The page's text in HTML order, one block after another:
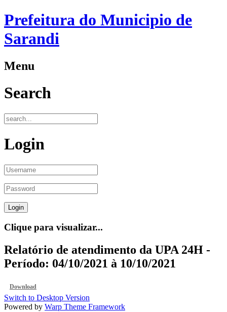
Prefeitura do Municipio de
Sarandi
Menu
Search
Login
Clique para visualizar...
Relatório de atendimento da UPA 24H -
Período: 04/10/2021 à 10/10/2021
Download
Switch to Desktop Version
Powered by Warp Theme Framework